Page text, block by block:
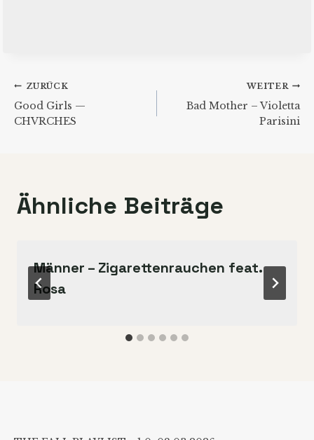
Beitragsnavigation
ZURÜCK
Good Girls —
CHVRCHES
WEITER
Bad Mother – Violetta
Parisini
Ähnliche Beiträge
Männer – Zigarettenrauchen feat.
Rosa